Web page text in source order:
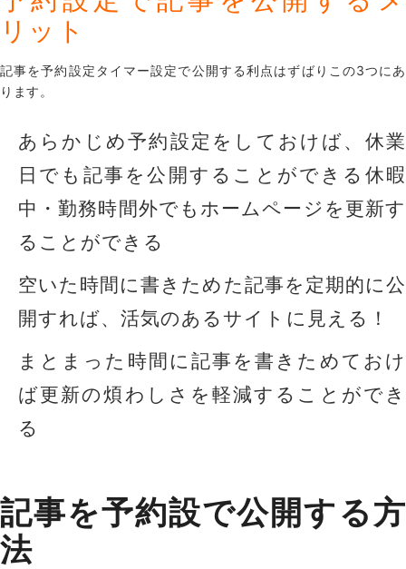
リット
記事を予約設定タイマー設定で公開する利点はずばりこの3つにあ
ります。
あらかじめ予約設定をしておけば、休業
日でも記事を公開することができる休暇
中・勤務時間外でもホームページを更新す
ることができる
空いた時間に書きためた記事を定期的に公
開すれば、活気のあるサイトに見える！
まとまった時間に記事を書きためておけ
ば更新の煩わしさを軽減することができ
る
記事を予約設で公開する方
法